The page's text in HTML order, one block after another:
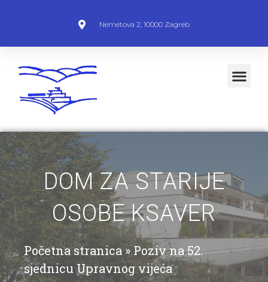
Nemetova 2, 10000 Zagreb
DOM ZA STARIJE
OSOBE KSAVER
Početna stranica»Poziv na 52.
sjednicu Upravnog vijeća